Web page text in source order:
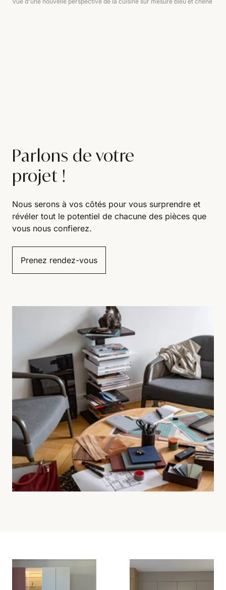
Parlons de votre
projet !
Nous serons à vos côtés pour vous surprendre et
révéler tout le potentiel de chacune des pièces que
vous nous confierez.
Prenez rendez-vous